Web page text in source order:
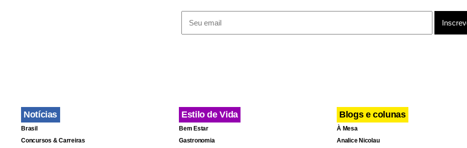
de 15 mil atletas participantes nesta terça.
Notícias
Brasil
Concursos & Carreiras
Estilo de Vida
Bem Estar
Gastronomia
Blogs e colunas
À Mesa
Analice Nicolau